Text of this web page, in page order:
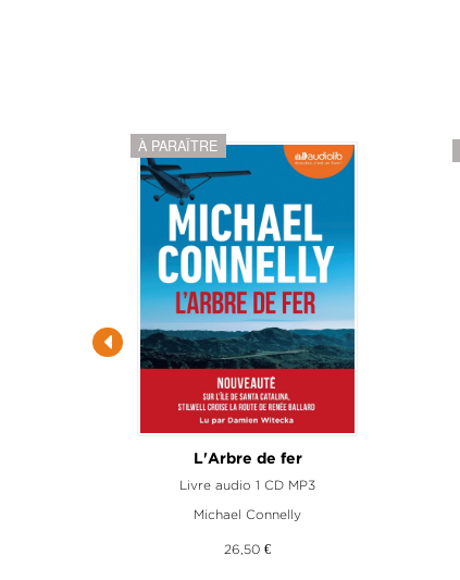
À PARAÎTRE
L'Arbre de fer
Livre audio 1 CD MP3
Michael Connelly
26,50 €